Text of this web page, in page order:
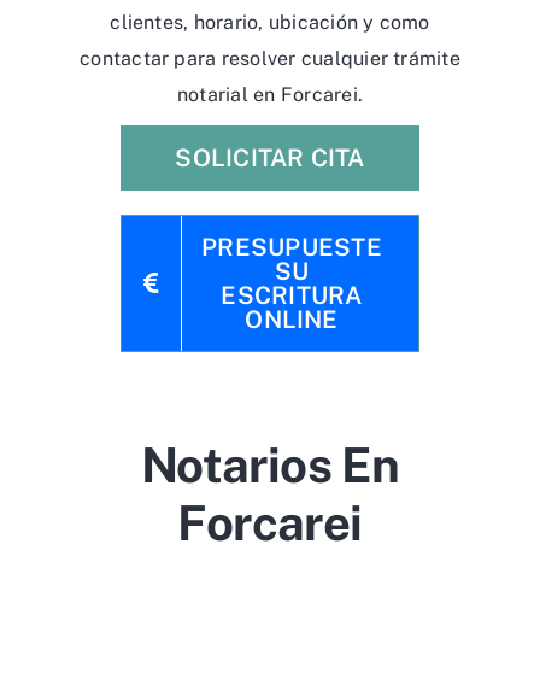
clientes, horario, ubicación y como
contactar para resolver cualquier trámite
notarial en Forcarei.
SOLICITAR CITA
PRESUPUESTE
SU
ESCRITURA
ONLINE
Notarios En
Forcarei